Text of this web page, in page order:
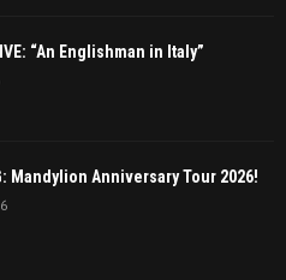
“An Englishman in Italy”
Mandylion Anniversary Tour 2026!